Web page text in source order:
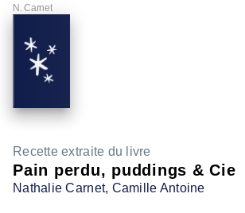
N. Carnet
Recette extraite du livre
Pain perdu, puddings & Cie
Nathalie Carnet, Camille Antoine